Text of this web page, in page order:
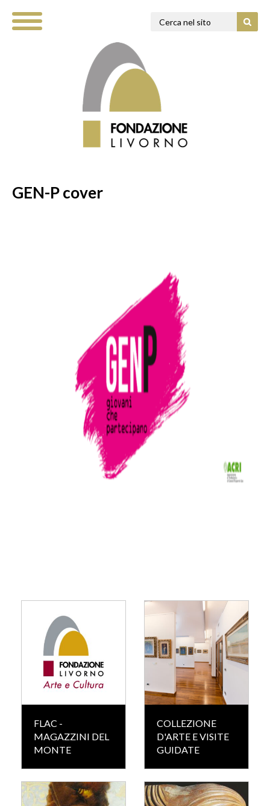
GEN-P cover
FLAC -
MAGAZZINI DEL
MONTE
COLLEZIONE
D'ARTE E VISITE
GUIDATE